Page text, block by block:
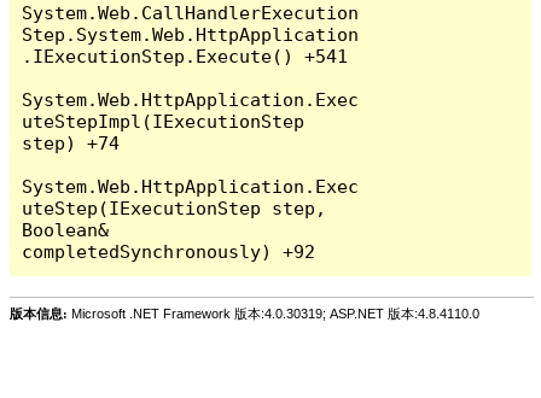
System.Web.CallHandlerExecution
Step.System.Web.HttpApplication
.IExecutionStep.Execute() +541
System.Web.HttpApplication.Exec
uteStepImpl(IExecutionStep
step) +74
System.Web.HttpApplication.Exec
uteStep(IExecutionStep step,
Boolean&
版本信息: Microsoft .NET Framework 版本:4.0.30319; ASP.NET 版本:4.8.4110.0